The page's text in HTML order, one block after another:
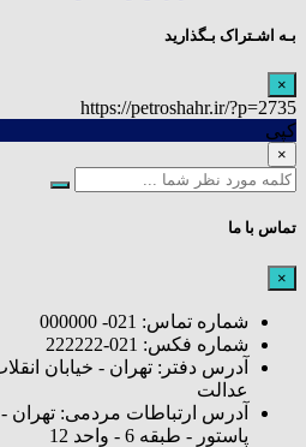
بـه اشـتراک بـگذارید
×
https://petroshahr.ir/?p=2735
کپی
×
تماس با ما
×
شماره تماس: 021- 000000
شماره فکس: 021-222222
آدرس دفتر: تهران - خیابان
عدالت
آدرس ارتباطات مردمی: تهران -
پاستور - طبقه 6 - واحد 12